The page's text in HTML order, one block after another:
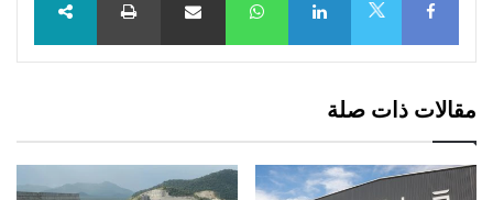
مقالات ذات صلة